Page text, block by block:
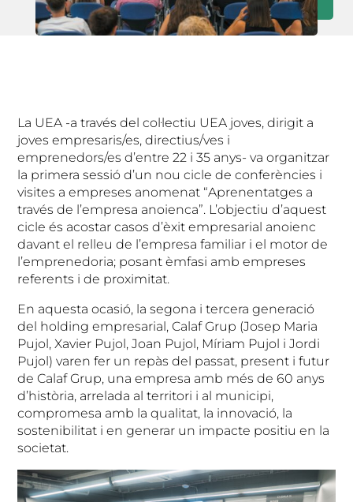
La UEA -a través del col·lectiu UEA joves, dirigit a
joves empresaris/es, directius/ves i
emprenedors/es d’entre 22 i 35 anys- va organitzar
la primera sessió d’un nou cicle de conferències i
visites a empreses anomenat “Aprenentatges a
través de l’empresa anoienca”. L’objectiu d’aquest
cicle és acostar casos d’èxit empresarial anoienc
davant el relleu de l’empresa familiar i el motor de
l’emprenedoria; posant èmfasi amb empreses
referents i de proximitat.
En aquesta ocasió, la segona i tercera generació
del holding empresarial, Calaf Grup (Josep Maria
Pujol, Xavier Pujol, Joan Pujol, Míriam Pujol i Jordi
Pujol) varen fer un repàs del passat, present i futur
de Calaf Grup, una empresa amb més de 60 anys
d’història, arrelada al territori i al municipi,
compromesa amb la qualitat, la innovació, la
sostenibilitat i en generar un impacte positiu en la
societat.